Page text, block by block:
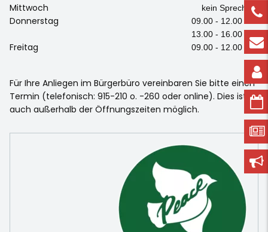
Mittwoch kein Sprechtag
Donnerstag
09.00 - 12.00 Uhr
13.00 - 16.00 Uhr
Freitag 09.00 - 12.00 Uhr
Für Ihre Anliegen im Bürgerbüro vereinbaren Sie bitte einen
Termin (telefonisch: 915-210 o. -260 oder online). Dies ist
auch außerhalb der Öffnungszeiten möglich.